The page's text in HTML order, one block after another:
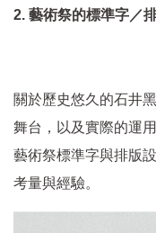
2. 藝術祭的標準字／
關於歷史悠久的石井
舞台，以及實際的運
藝術祭標準字與排版
考量與經驗。